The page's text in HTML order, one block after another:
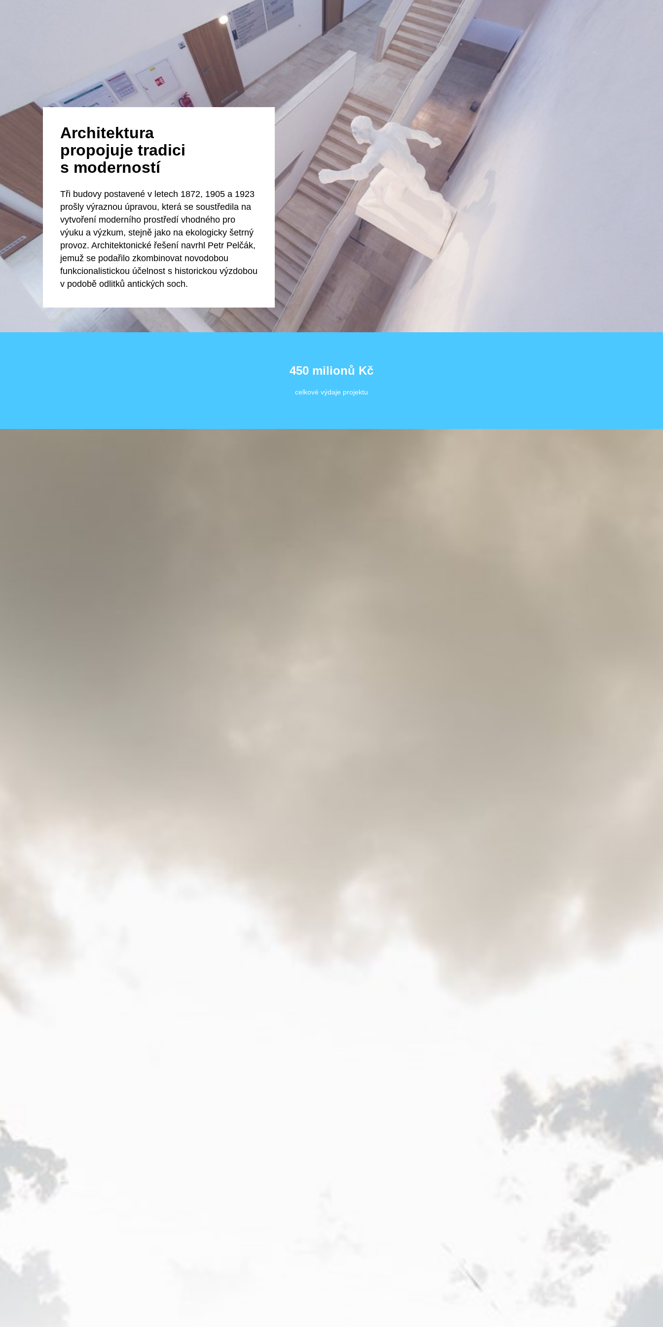
Architektura
propojuje tradici
s moderností
Tři budovy postavené v letech 1872, 1905 a 1923
prošly výraznou úpravou, která se soustředila na
vytvoření moderního prostředí vhodného pro
výuku a výzkum, stejně jako na ekologicky šetrný
provoz. Architektonické řešení navrhl Petr Pelčák,
jemuž se podařilo zkombinovat novodobou
funkcionalistickou účelnost s historickou výzdobou
v podobě odlitků antických soch.
450 milionů Kč
celkové výdaje projektu